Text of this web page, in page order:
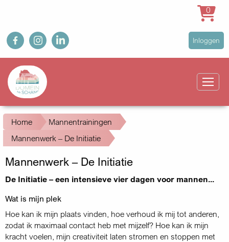
Overslaan
en
naar
inhoud
gaan
fb ig in
User
account
Inloggen
Main
navigation
0
Kruimelpad
Home
Mannentrainingen
Mannenwerk – De Initiatie
Mannenwerk – De Initiatie
De Initiatie – een intensieve vier dagen voor mannen...
Wat is mijn plek
Hoe kan ik mijn plaats vinden, hoe verhoud ik mij tot anderen,
zodat ik maximaal contact heb met mijzelf? Hoe kan ik mijn
kracht voelen, mijn creativiteit laten stromen en stoppen met